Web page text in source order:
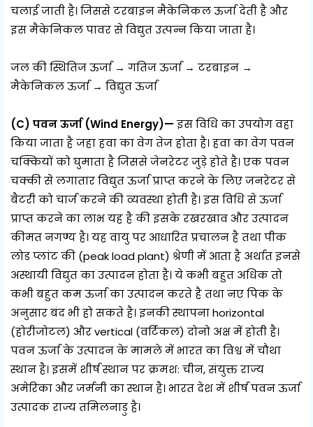
चलाई जाती है। जिससे टरबाइन मैकेनिकल ऊर्जा देती है और
इस मैकेनिकल पावर से विद्युत उत्पन्न किया जाता है।
जल की स्थितिज ऊर्जा → गतिज ऊर्जा → टरबाइन →
मैकेनिकल ऊर्जा → विद्युत ऊर्जा
(C) पवन ऊर्जा (Wind Energy)— इस विधि का उपयोग वहा
किया जाता है जहा हवा का वेग तेज होता है। हवा का वेग पवन
चक्कियों को घुमाता है जिससे जेनरेटर जुड़े होते है। एक पवन
चक्की से लगातार विद्युत ऊर्जा प्राप्त करने के लिए जनरेटर से
बैटरी को चार्ज करने की व्यवस्था होती है। इस विधि से ऊर्जा
प्राप्त करने का लाभ यह है की इसके रखरखाव और उत्पादन
कीमत नगण्य है। यह वायु पर आधारित प्रचालन है तथा पीक
लोड प्लांट की (peak load plant) श्रेणी में आता है अर्थात इनसे
अस्थायी विद्युत का उत्पादन होता है। ये कभी बहुत अधिक तो
कभी बहुत कम ऊर्जा का उत्पादन करते है तथा नए पिक के
अनुसार बंद भी हो सकते है। इनकी स्थापना horizontal
(होरीजोटल) और vertical (वर्टिकल) दोनो अक्ष में होती है।
पवन ऊर्जा के उत्पादन के मामले में भारत का विश्व में चौथा
स्थान है। इसमें शीर्ष स्थान पर क्रमश: चीन, संयुक्त राज्य
अमेरिका और जर्मनी का स्थान है। भारत देश में शीर्ष पवन ऊर्जा
उत्पादक राज्य तमिलनाडु है।